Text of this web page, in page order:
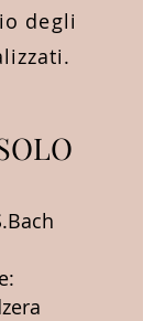
degli